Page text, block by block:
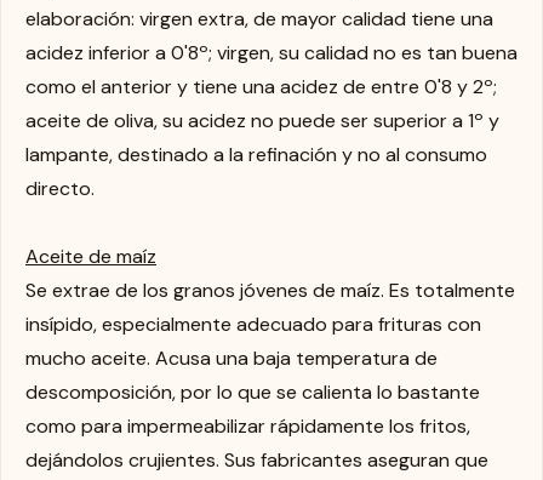
elaboración: virgen extra, de mayor calidad tiene una
acidez inferior a 0'8º; virgen, su calidad no es tan buena
como el anterior y tiene una acidez de entre 0'8 y 2º;
aceite de oliva, su acidez no puede ser superior a 1º y
lampante, destinado a la refinación y no al consumo
directo.
Aceite de maíz
Se extrae de los granos jóvenes de maíz. Es totalmente
insípido, especialmente adecuado para frituras con
mucho aceite. Acusa una baja temperatura de
descomposición, por lo que se calienta lo bastante
como para impermeabilizar rápidamente los fritos,
dejándolos crujientes. Sus fabricantes aseguran que